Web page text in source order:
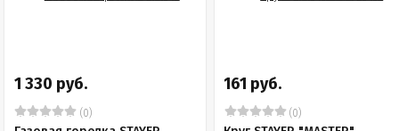
1 330 руб.
(0)
161 руб.
(0)